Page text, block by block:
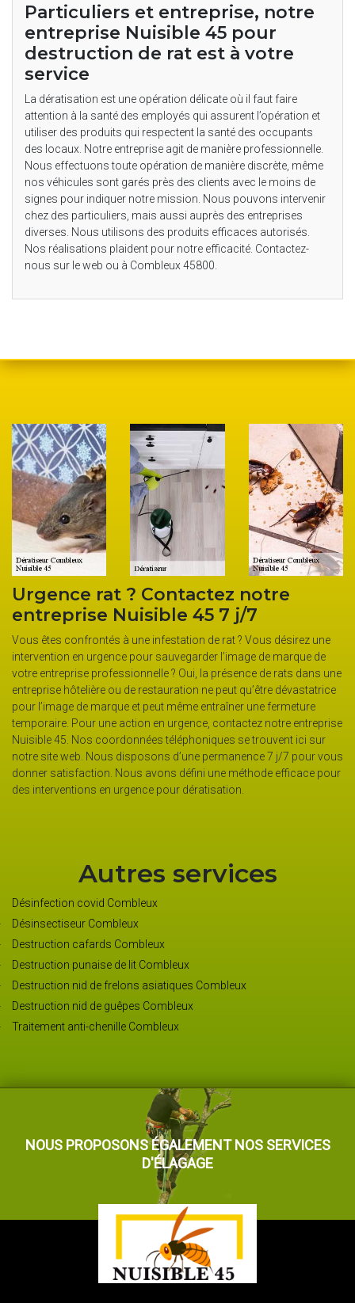
Particuliers et entreprise, notre
entreprise Nuisible 45 pour
destruction de rat est à votre
service
La dératisation est une opération délicate où il faut faire
attention à la santé des employés qui assurent l’opération et
utiliser des produits qui respectent la santé des occupants
des locaux. Notre entreprise agit de manière professionnelle.
Nous effectuons toute opération de manière discrète, même
nos véhicules sont garés près des clients avec le moins de
signes pour indiquer notre mission. Nous pouvons intervenir
chez des particuliers, mais aussi auprès des entreprises
diverses. Nous utilisons des produits efficaces autorisés.
Nos réalisations plaident pour notre efficacité. Contactez-
nous sur le web ou à Combleux 45800.
Urgence rat ? Contactez notre
entreprise Nuisible 45 7 j/7
Vous êtes confrontés à une infestation de rat ? Vous désirez une
intervention en urgence pour sauvegarder l’image de marque de
votre entreprise professionnelle ? Oui, la présence de rats dans une
entreprise hôtelière ou de restauration ne peut qu’être dévastatrice
pour l’image de marque et peut même entraîner une fermeture
temporaire. Pour une action en urgence, contactez notre entreprise
Nuisible 45. Nos coordonnées téléphoniques se trouvent ici sur
notre site web. Nous disposons d’une permanence 7 j/7 pour vous
donner satisfaction. Nous avons défini une méthode efficace pour
des interventions en urgence pour dératisation.
Autres services
Désinfection covid Combleux
Désinsectiseur Combleux
Destruction cafards Combleux
Destruction punaise de lit Combleux
Destruction nid de frelons asiatiques Combleux
Destruction nid de guêpes Combleux
Traitement anti-chenille Combleux
NOUS PROPOSONS ÉGALEMENT NOS SERVICES
D'ÉLAGAGE